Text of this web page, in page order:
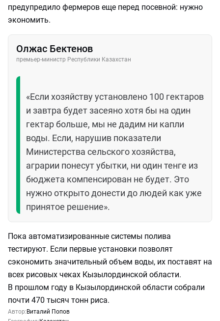
предупредило фермеров еще перед посевной: нужно
экономить.
Олжас Бектенов
премьер-министр Республики Казахстан
«Если хозяйству установлено 100 гектаров
и завтра будет засеяно хотя бы на один
гектар больше, мы не дадим ни капли
воды. Если, нарушив показатели
Министерства сельского хозяйства,
аграрии понесут убытки, ни один тенге из
бюджета компенсирован не будет. Это
нужно открыто донести до людей как уже
принятое решение».
Пока автоматизированные системы полива
тестируют. Если первые установки позволят
сэкономить значительный объем воды, их поставят на
всех рисовых чеках Кызылординской области.
В прошлом году в Кызылординской области собрали
почти 470 тысяч тонн риса.
Автор: Виталий Попов